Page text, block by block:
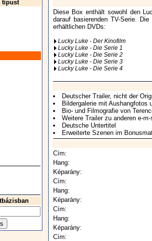
típust
Diese Box enthält sowohl den
darauf basierenden TV-Serie.
erhältlichen DVDs:
Lucky Luke - Der Kinofilm
Lucky Luke - Die Serie 1
Lucky Luke - Die Serie 2
Lucky Luke - Die Serie 3
Lucky Luke - Die Serie 4
Deutscher Trailer, nicht der
Bildergalerie mit Aushangfotos
Bio- und Filmografie von
Weitere Trailer zu anderen e-
Deutsche Untertitel
Erweiterte Szenen im
Cím:
Hang:
Képarány:
Cím:
Hang:
Képarány:
Cím:
Hang:
Képarány:
Cím: